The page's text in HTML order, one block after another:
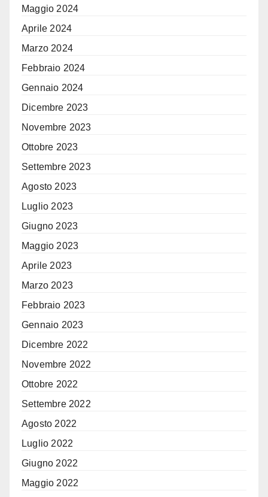
Maggio 2024
Aprile 2024
Marzo 2024
Febbraio 2024
Gennaio 2024
Dicembre 2023
Novembre 2023
Ottobre 2023
Settembre 2023
Agosto 2023
Luglio 2023
Giugno 2023
Maggio 2023
Aprile 2023
Marzo 2023
Febbraio 2023
Gennaio 2023
Dicembre 2022
Novembre 2022
Ottobre 2022
Settembre 2022
Agosto 2022
Luglio 2022
Giugno 2022
Maggio 2022